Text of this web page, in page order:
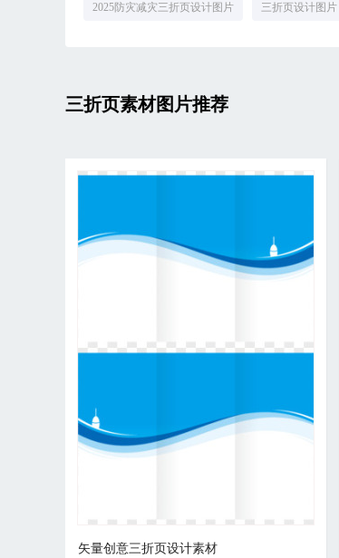
2025防灾减灾三折页设计图片 三折页设计图片
三折页素材图片推荐
矢量创意三折页设计素材